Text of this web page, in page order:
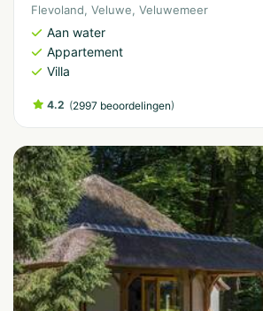
Flevoland, Veluwe, Veluwemeer
Aan water
Appartement
Villa
4.2 (2997 beoordelingen)